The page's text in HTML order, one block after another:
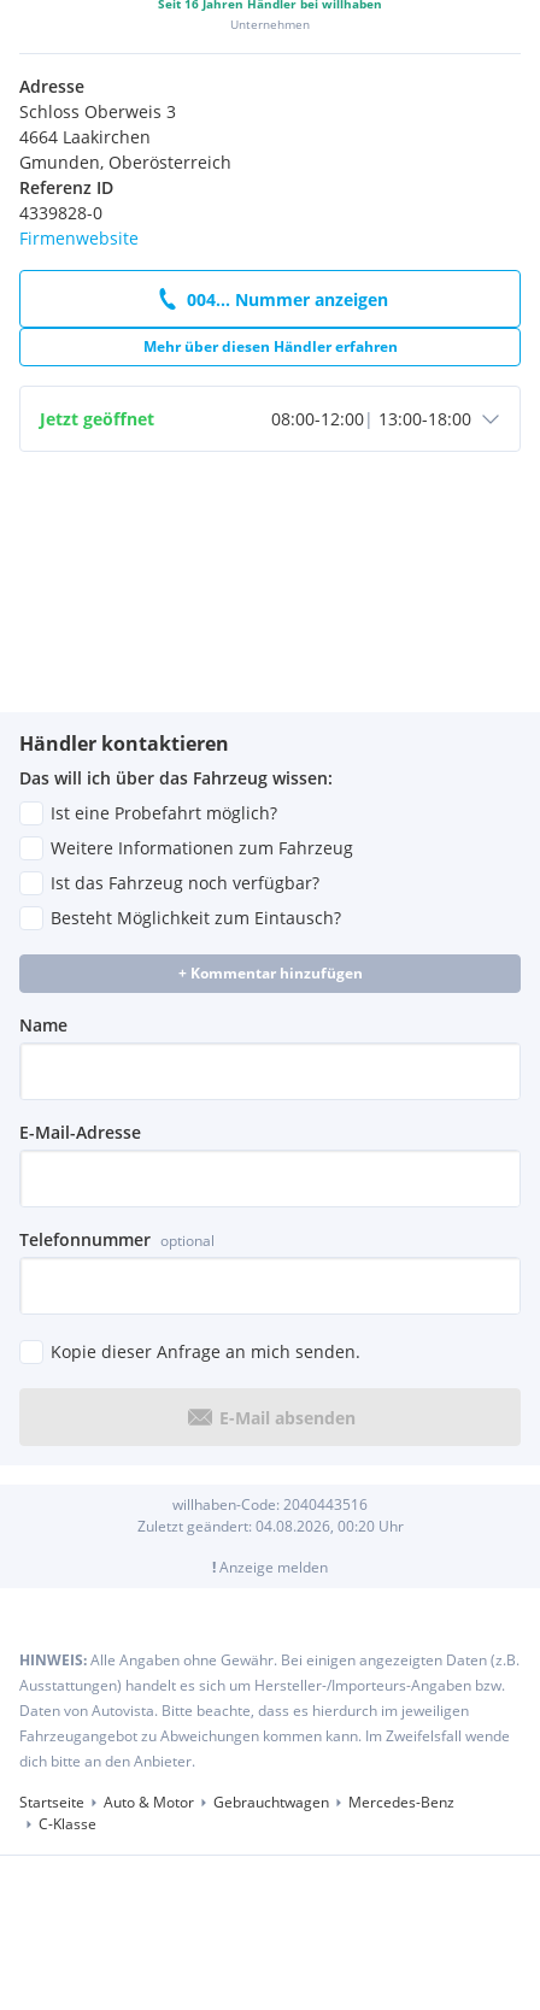
Seit 16 Jahren Händler bei willhaben
Unternehmen
Adresse
Schloss Oberweis 3
4664 Laakirchen
Gmunden, Oberösterreich
Referenz ID
4339828-0
Firmenwebsite
004... Nummer anzeigen
Mehr über diesen Händler erfahren
Jetzt geöffnet 08:00-12:00| 13:00-18:00
Händler kontaktieren
Das will ich über das Fahrzeug wissen:
Ist eine Probefahrt möglich?
Weitere Informationen zum Fahrzeug
Ist das Fahrzeug noch verfügbar?
Besteht Möglichkeit zum Eintausch?
+ Kommentar hinzufügen
Name
E-Mail-Adresse
Telefonnummer optional
Kopie dieser Anfrage an mich senden.
E-Mail absenden
willhaben-Code: 2040443516
Zuletzt geändert: 04.08.2026, 00:20Uhr
!Anzeige melden
HINWEIS:Alle Angaben ohne Gewähr. Bei einigen angezeigten Daten (z.B.
Ausstattungen) handelt es sich um Hersteller-/Importeurs-Angaben bzw.
Daten von Autovista. Bitte beachte, dass es hierdurch im jeweiligen
Fahrzeugangebot zu Abweichungen kommen kann. Im Zweifelsfall wende
dich bitte an den Anbieter.
Startseite
Auto & Motor Gebrauchtwagen
Mercedes-Benz
C-Klasse